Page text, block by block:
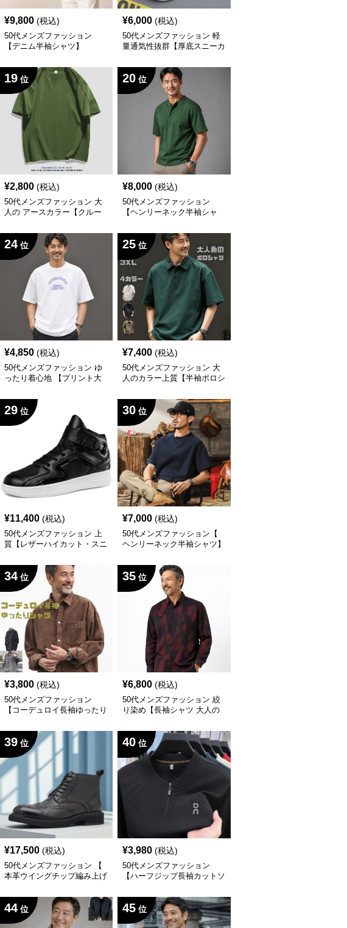
¥9,800 (税込)
50代メンズファッション
【デニム半袖シャツ】
¥6,000 (税込)
50代メンズファッション 軽
量通気性抜群【厚底スニーカ
19 位
¥2,800 (税込)
50代メンズファッション 大
人の アースカラー【クルー
ラー
20 位
¥8,000 (税込)
50代メンズファッション
【ヘンリーネック半袖シャ
24 位
¥4,850 (税込)
50代メンズファッション ゆ
ったり着心地 【プリント大
25 位
¥7,400 (税込)
50代メンズファッション 大
人のカラー上質【半袖ポロシ
29 位
¥11,400 (税込)
50代メンズファッション 上
質【レザーハイカット・スニ
30 位
¥7,000 (税込)
50代メンズファッション【
ヘンリーネック半袖シャツ】
34 位
¥3,800 (税込)
50代メンズファッション
【コーデュロイ長袖ゆったり
35 位
¥6,800 (税込)
50代メンズファッション 絞
り染め【長袖シャツ 大人の
39 位
¥17,500 (税込)
50代メンズファッション 【
本革ウイングチップ編み上げ
40 位
¥3,980 (税込)
50代メンズファッション
【ハーフジップ長袖カットソ
44 位 45 位